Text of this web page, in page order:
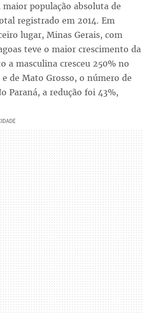
maior população absoluta de
registrado em 2014. Em
lugar, Minas Gerais, com
teve o maior crescimento da
a masculina cresceu 250% no
de Mato Grosso, o número de
Paraná, a redução foi 43%,